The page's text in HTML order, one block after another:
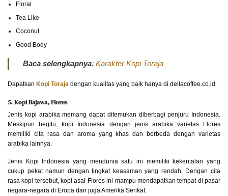
Floral
Tea Like
Coconut
Good Body
Baca selengkapnya: Karakter Kopi Toraja
Dapatkan Kopi Toraja dengan kualitas yang baik hanya di deltacoffee.co.id.
5. Kopi Bajawa, Flores
Jenis kopi arabika memang dapat ditemukan diberbagi penjuru Indonesia.
Meskipun begitu, kopi Indonesia dengan jenis arabika varietas Flores
memiliki cita rasa dan aroma yang khas dan berbeda dengan varietas
arabika lainnya.
Jenis Kopi Indonesia yang mendunia satu ini memiliki kekentalan yang
cukup pekat namun dengan tingkat keasaman yang rendah. Dengan cita
rasa kopi tersebut, kopi asal Flores ini mampu mendapatkan tempat di pasar
negara-negara di Eropa dan juga Amerika Serikat.